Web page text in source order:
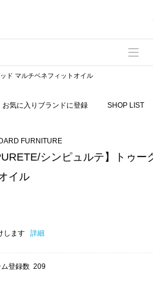
ド マルチベネフィットオイル
お気に入りブランドに登録 SHOP LIST
FURNITURE
シンピュルテ】トゥー
イル
します 詳細
登録数 209